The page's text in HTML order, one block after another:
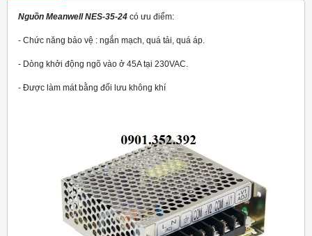
Nguồn Meanwell NES-35-24 có ưu điểm:
- Chức năng bảo vệ : ngắn mạch, quá tải, quá áp.
- Dòng khởi động ngõ vào ở 45A tại 230VAC.
- Được làm mát bằng đối lưu không khí